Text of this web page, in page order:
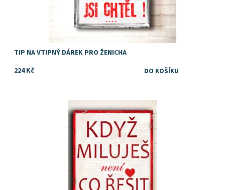
TIP NA VTIPNÝ DÁREK PRO ŽENICHA
224 Kč
Skladem
DejDar